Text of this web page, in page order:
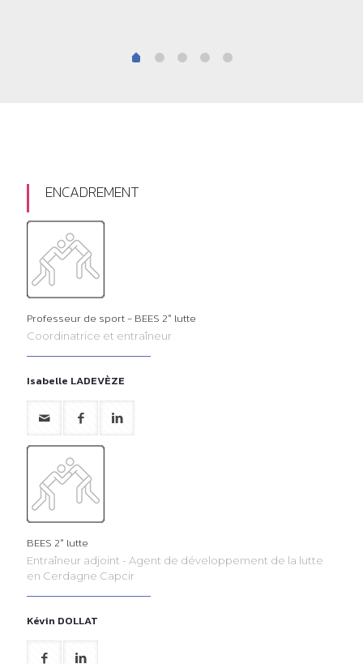
ENCADREMENT
Professeur de sport - BEES 2° lutte
Coordinatrice et entraîneur
Isabelle LADEVÈZE
BEES 2° lutte
Entraîneur adjoint - Agent de développement de la lutte
en Cerdagne Capcir
Kévin DOLLAT